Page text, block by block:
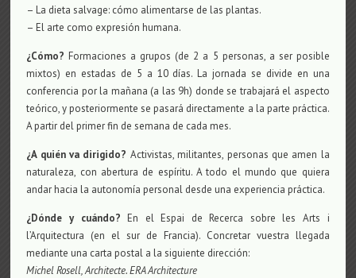
– La dieta salvage: cómo alimentarse de las plantas.
– El arte como expresión humana.
¿Cómo? Formaciones a grupos (de 2 a 5 personas, a ser posible
mixtos) en estadas de 5 a 10 días. La jornada se divide en una
conferencia por la mañana (a las 9h) donde se trabajará el aspecto
teórico, y posteriormente se pasará directamente a la parte práctica.
A partir del primer fin de semana de cada mes.
¿A quién va dirigido? Activistas, militantes, personas que amen la
naturaleza, con abertura de espíritu. A todo el mundo que quiera
andar hacia la autonomía personal desde una experiencia práctica.
¿Dónde y cuándo? En el Espai de Recerca sobre les Arts i
l’Arquitectura (en el sur de Francia). Concretar vuestra llegada
mediante una carta postal a la siguiente dirección:
Michel Rosell, Architecte. ERA Architecture